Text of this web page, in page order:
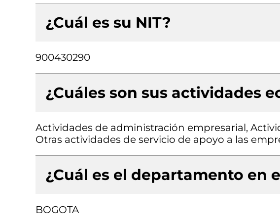
¿Cuál es su NIT?
900430290
¿Cuáles son sus actividades
Actividades de administración empresarial,
Otras actividades de servicio de apoyo a las
¿Cuál es el departamento en
BOGOTA